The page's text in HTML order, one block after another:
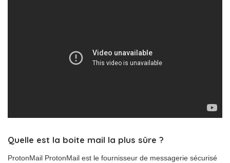
Quelle est la boite mail la plus sûre ?
ProtonMail ProtonMail est le fournisseur de messagerie sécurisé